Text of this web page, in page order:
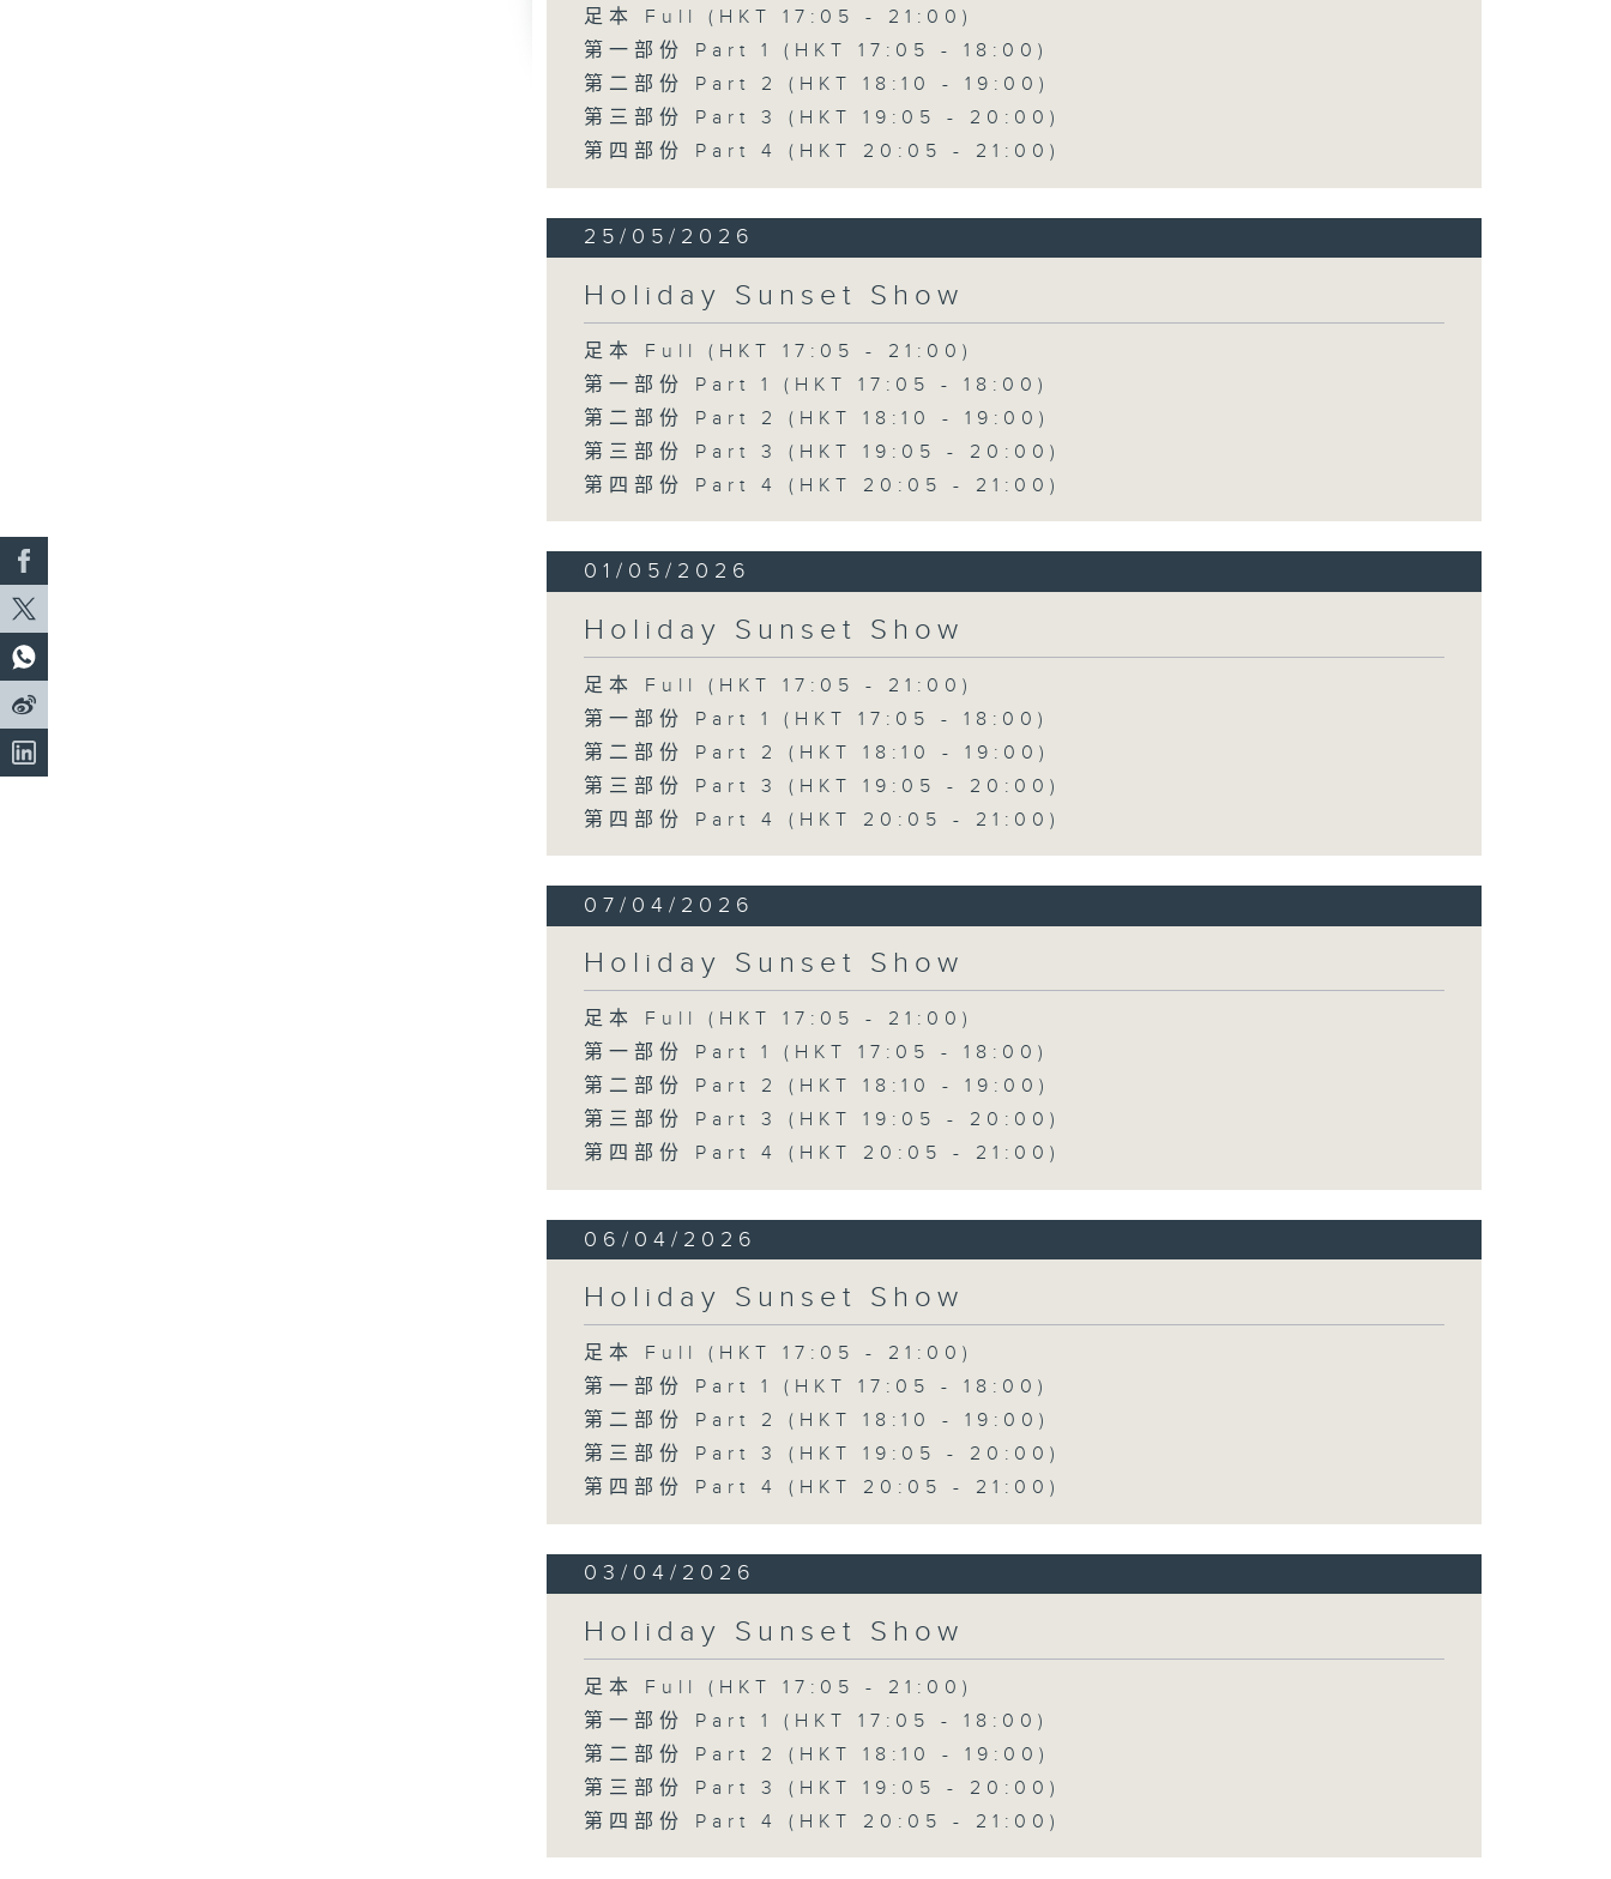
足本 Full (HKT 17:05 - 21:00)
第一部份 Part 1 (HKT 17:05 - 18:00)
第二部份 Part 2 (HKT 18:10 - 19:00)
第三部份 Part 3 (HKT 19:05 - 20:00)
第四部份 Part 4 (HKT 20:05 - 21:00)
25/05/2026
Holiday Sunset Show
足本 Full (HKT 17:05 - 21:00)
第一部份 Part 1 (HKT 17:05 - 18:00)
第二部份 Part 2 (HKT 18:10 - 19:00)
第三部份 Part 3 (HKT 19:05 - 20:00)
第四部份 Part 4 (HKT 20:05 - 21:00)
01/05/2026
Holiday Sunset Show
足本 Full (HKT 17:05 - 21:00)
第一部份 Part 1 (HKT 17:05 - 18:00)
第二部份 Part 2 (HKT 18:10 - 19:00)
第三部份 Part 3 (HKT 19:05 - 20:00)
第四部份 Part 4 (HKT 20:05 - 21:00)
07/04/2026
Holiday Sunset Show
足本 Full (HKT 17:05 - 21:00)
第一部份 Part 1 (HKT 17:05 - 18:00)
第二部份 Part 2 (HKT 18:10 - 19:00)
第三部份 Part 3 (HKT 19:05 - 20:00)
第四部份 Part 4 (HKT 20:05 - 21:00)
06/04/2026
Holiday Sunset Show
足本 Full (HKT 17:05 - 21:00)
第一部份 Part 1 (HKT 17:05 - 18:00)
第二部份 Part 2 (HKT 18:10 - 19:00)
第三部份 Part 3 (HKT 19:05 - 20:00)
第四部份 Part 4 (HKT 20:05 - 21:00)
03/04/2026
Holiday Sunset Show
足本 Full (HKT 17:05 - 21:00)
第一部份 Part 1 (HKT 17:05 - 18:00)
第二部份 Part 2 (HKT 18:10 - 19:00)
第三部份 Part 3 (HKT 19:05 - 20:00)
第四部份 Part 4 (HKT 20:05 - 21:00)